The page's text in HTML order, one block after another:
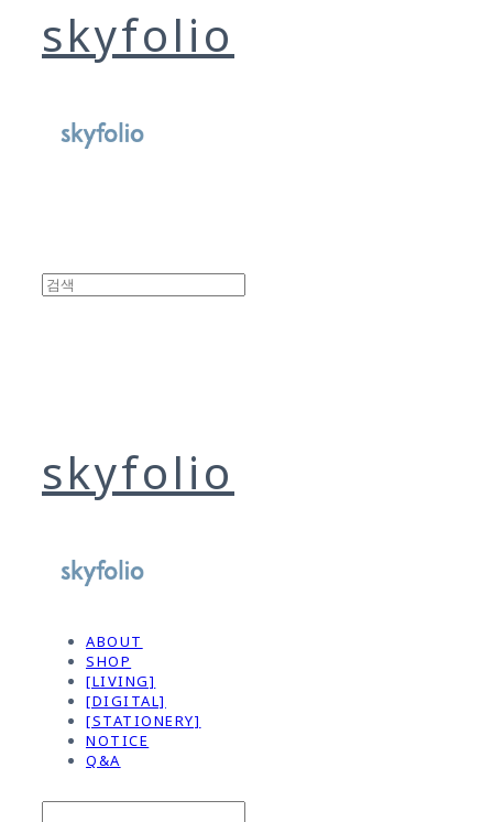
skyfolio
skyfolio
ABOUT
SHOP
[LIVING]
[DIGITAL]
[STATIONERY]
NOTICE
Q&A